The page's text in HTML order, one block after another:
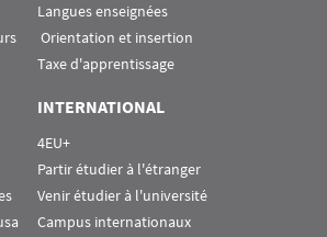
Langues enseignées
Orientation et insertion
Taxe d'apprentissage
INTERNATIONAL
4EU+
Partir étudier à l'étranger
Venir étudier à l'université
Campus internationaux